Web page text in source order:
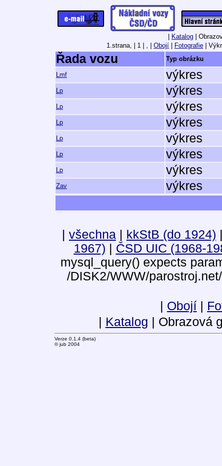
Katalog |
1.strana,
| 1 | , | Obojí Fotografie |
Řada vozu Typ obrázku
Lmf výkres
Lp výkres
Lp výkres
Lp výkres
Lp výkres
Lp výkres
Lp výkres
Zav výkres
všechna kkStB (do 1924)
1967)
ČSD UIC (1968-
mysql_query() expects
/DISK2/WWW/
Obojí
Katalog | Obrazová
Verze 0.1.4 (beta)
© jub 2004